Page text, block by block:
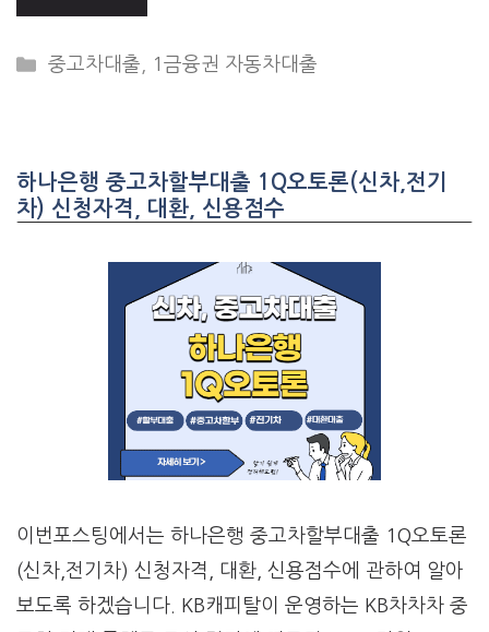
CATEGORIES
중고차대출 1금융권 자동차대출
하나은행 중고차할부대출 1Q오토론(신차,전기
차) 신청자격, 대환, 신용점수
이번포스팅에서는 하나은행 중고차할부대출 1Q오토론
(신차,전기차) 신청자격, 대환, 신용점수에 관하여 알아
보도록 하겠습니다. KB캐피탈이 운영하는 KB차차차 중